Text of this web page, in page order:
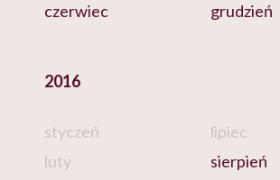
czerwiec
grudzień
2016
styczeń
luty
lipiec
sierpień